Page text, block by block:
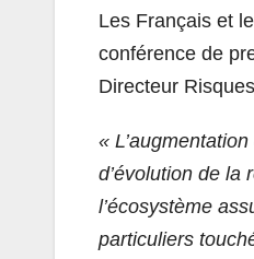
Les Français et
conférence de
Directeur
«
d’évolution de la
l’écosystème
particuliers